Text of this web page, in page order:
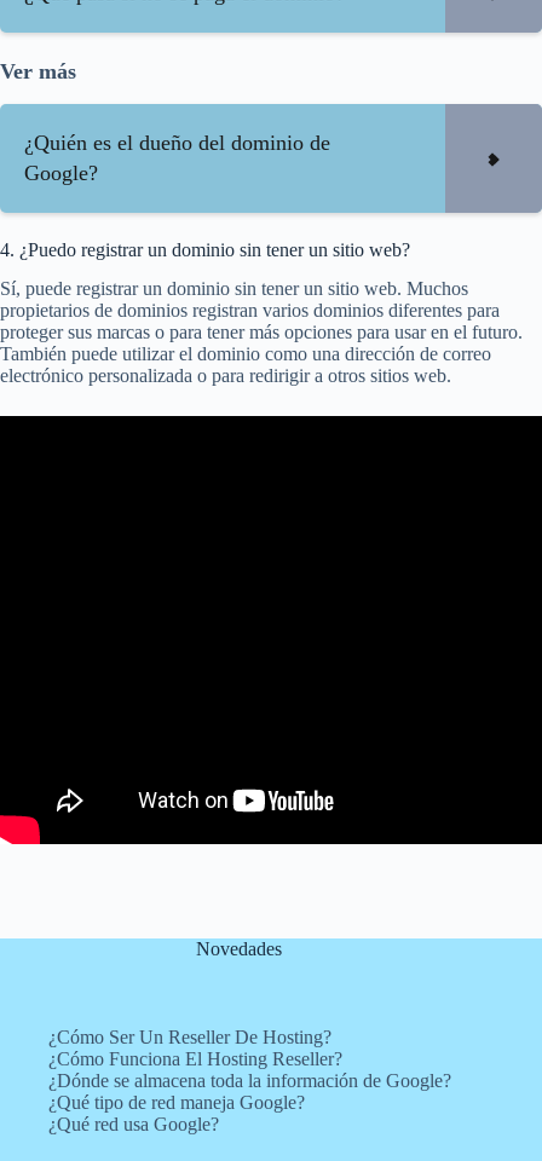
Ver más
¿Quién es el dueño del dominio de
Google?
4. ¿Puedo registrar un dominio sin tener un sitio web?
Sí, puede registrar un dominio sin tener un sitio web. Muchos
propietarios de dominios registran varios dominios diferentes para
proteger sus marcas o para tener más opciones para usar en el futuro.
También puede utilizar el dominio como una dirección de correo
electrónico personalizada o para redirigir a otros sitios web.
Novedades
¿Cómo Ser Un Reseller De Hosting?
¿Cómo Funciona El Hosting Reseller?
¿Dónde se almacena toda la información de Google?
¿Qué tipo de red maneja Google?
¿Qué red usa Google?